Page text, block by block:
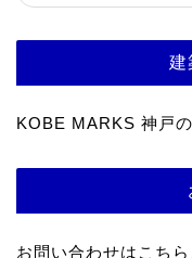
建
KOBE MARKS 神戸
お問い合わせはこちら